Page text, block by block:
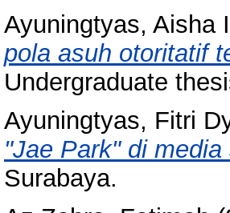
Ayuningtyas, Aisha
pola asuh otoritatif
Undergraduate
Ayuningtyas, Fitri
"Jae Park" di media
Surabaya.